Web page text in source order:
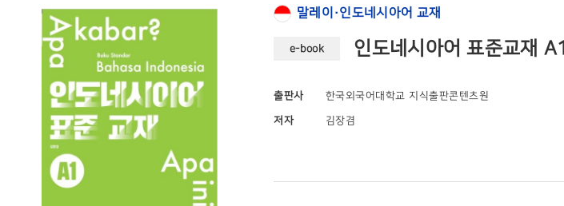
말레이·인도네시아어 교재
e-book 인도네시아어 표준교재 A1
출판사 한국외국어대학교 지식출판콘텐츠원
저자 김장겸